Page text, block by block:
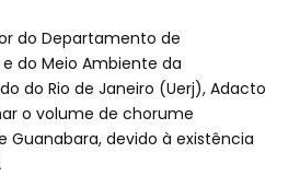
do Departamento de
do Meio Ambiente da
do Rio de Janeiro (Uerj), Adacto
o volume de chorume
Guanabara, devido à existência